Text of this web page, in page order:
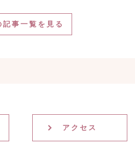
記事一覧を見る
アクセス